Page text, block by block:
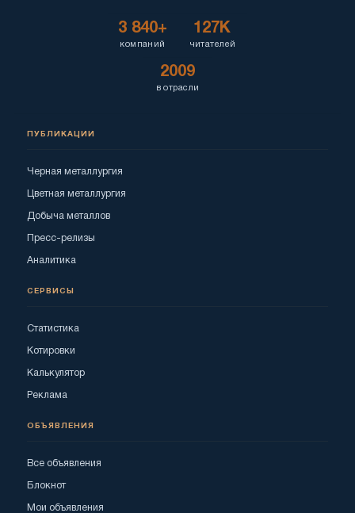
3 840+
компаний
127K
читателей
2009
в отрасли
ПУБЛИКАЦИИ
Черная металлургия
Цветная металлургия
Добыча металлов
Пресс-релизы
Аналитика
СЕРВИСЫ
Статистика
Котировки
Калькулятор
Реклама
ОБЪЯВЛЕНИЯ
Все объявления
Блокнот
Мои объявления